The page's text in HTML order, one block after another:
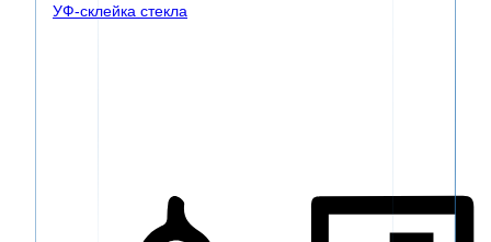
УФ-склейка стекла